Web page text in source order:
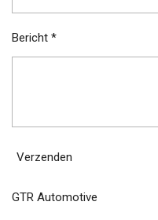
Bericht *
Verzenden
GTR Automotive